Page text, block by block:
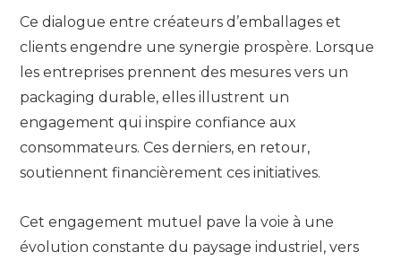
Ce dialogue entre créateurs d’emballages et
clients engendre une synergie prospère. Lorsque
les entreprises prennent des mesures vers un
packaging durable, elles illustrent un
engagement qui inspire confiance aux
consommateurs. Ces derniers, en retour,
soutiennent financièrement ces initiatives.
Cet engagement mutuel pave la voie à une
évolution constante du paysage industriel, vers